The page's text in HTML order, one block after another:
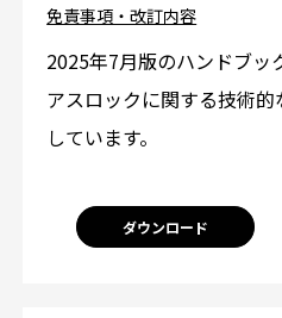
免責事項・改訂内容
2025年7月版のハンドブッ
アスロックに関する技術
しています。
ダウンロード